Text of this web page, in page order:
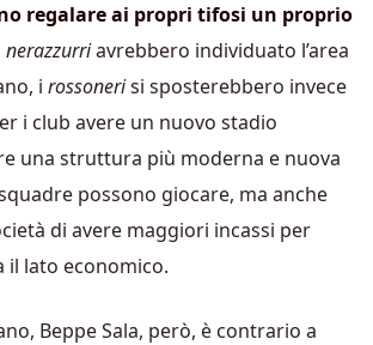
regalare ai propri tifosi un proprio
nerazzurriavrebbero individuato l’area
i rossonerisi sposterebbero invece
i club avere un nuovo stadio
una struttura più moderna e nuova
possono giocare, ma anche
di avere maggiori incassi per
lato economico.
Beppe Sala, però, è contrario a